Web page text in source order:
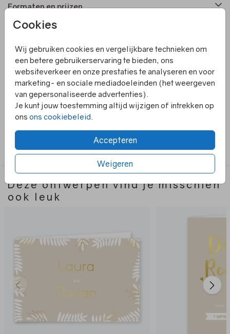
Cookies
Wij gebruiken cookies en vergelijkbare technieken om
een betere gebruikerservaring te bieden, ons
websiteverkeer en onze prestaties te analyseren en voor
marketing- en sociale mediadoeleinden (het weergeven
van gepersonaliseerde advertenties).
Je kunt jouw toestemming altijd wijzigen of intrekken op
ons ons cookiebeleid.
Accepteren
Weigeren
Formaten en prijzen
Productinformatie
Omschrijving
Een vierkant gevouwen trouwkaart met op de voorkant en
binnenkant foliedruk. Het kaartje is geheel naar wens aan
te passen.
Trouwkaarten
Deze ontwerpen vind je misschien
ook leuk